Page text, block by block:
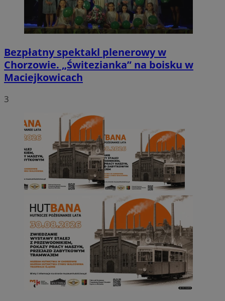
Bezpłatny spektakl plenerowy w
Chorzowie. „Świtezianka” na boisku w
Maciejkowicach
3